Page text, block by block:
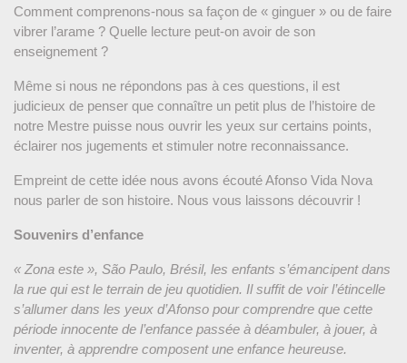
Comment comprenons-nous sa façon de « ginguer » ou de faire
vibrer l’arame ? Quelle lecture peut-on avoir de son
enseignement ?
Même si nous ne répondons pas à ces questions, il est
judicieux de penser que connaître un petit plus de l’histoire de
notre Mestre puisse nous ouvrir les yeux sur certains points,
éclairer nos jugements et stimuler notre reconnaissance.
Empreint de cette idée nous avons écouté Afonso Vida Nova
nous parler de son histoire. Nous vous laissons découvrir !
Souvenirs d’enfance
« Zona este », São Paulo, Brésil, les enfants s’émancipent dans
la rue qui est le terrain de jeu quotidien. Il suffit de voir l’étincelle
s’allumer dans les yeux d’Afonso pour comprendre que cette
période innocente de l’enfance passée à déambuler, à jouer, à
inventer, à apprendre composent une enfance heureuse.